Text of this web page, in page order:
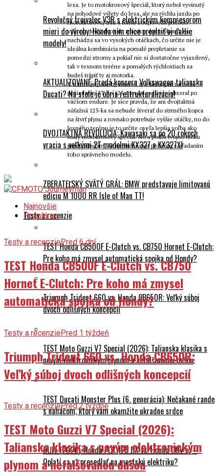
Revolučný trojvalec V3R s elektrickým kompresorom
mieri do výroby. Honda ním chce preplniť aj ďalšie
modely!
AKTUALIZOVANÉ: Predá koncern Volkswagen taliansku
Ducati? Na stole je obria reštrukturalizácia!
DVOJTAKTNÁ REVOLÚCIA: Kawasaki sa po 20 rokoch
vracia s veľkými 2T modelmi KX327 a KX327X!
ZBERATEĽSKÝ SVÄTÝ GRÁL: BMW predstavuje limitovanú
edíciu M 1000 RR Isle of Man TT!
Testy a recenzie
TEST Honda CB500F E-Clutch vs. CB750 Hornet E-Clutch:
Pre koho má zmysel automatická spojka od Hondy?
Triumph Trident 660 vs. Honda CB650R: Veľký súboj
dvoch odlišných koncepcií
TEST Moto Guzzi V7 Special (2026): Talianska klasika s
novým elektronickým plynom a nefalšovanou dušou
TEST Ducati Monster Plus (6. generácia): Nečakané rande
s naháčom, ktorý vám okamžite ukradne srdce
DUEL (2026): Honda PCX 125 DX vs. Honda CUV e: –
Oplatí sa už presedlať na mestskú elektriku?
lesa. Je to motokrosový špeciál, ktorý nebol vyvinutý
na pohodové výlety do lesa, ale na rýchlu jazdu po
motokrosovej trati a tomu zodpovedá priebeh
výkonu. Malý dvojtakt má síce dosť výkonu, no
nachádza sa vo vysokých otáčkach, čo určite nie je
ideálna kombinácia na pomalé prepletanie sa
pomedzi stromy a pokiaľ nie si dostatočne vyjazdený,
tak v tesnom teréne a pomalých rýchlostiach sa
budeš trápiť ty aj motorka.
V tomto prípade by som sa aj s ohľadom na tvoje
požiadavky 2T do 125 ccm asi radšej poobzeral po
väčšom endure. Je síce pravda, že ani dvojtaktná
súťažná 125-ka sa nebude štverať do strmého kopca
na štvrť plynu a rovnako potrebuje vyššie otáčky, no do
lesného terénu je to určite oveľa lepšia voľba ako
malý motokrosový špeciál. No a podľa tvojho nicku
predpokladám, že nebudeš mať problém s hľadaním
toho správneho modelu.
Najnovšie
Populárne
Testy a recenziePred 6 dní
TEST Honda CB500F E-Clutch vs. CB750
Hornet E-Clutch: Pre koho má zmysel
automatická spojka od Hondy?
Testy a recenziePred 1 týždeň
Triumph Trident 660 vs. Honda CB650R:
Veľký súboj dvoch odlišných koncepcií
Testy a recenziePred 2 týždne
TEST Moto Guzzi V7 Special (2026):
Talianska klasika s novým elektronickým
plynom a nefalšovanou dušou